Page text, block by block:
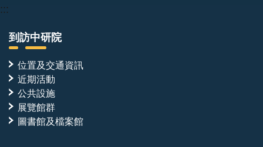
:::
到訪中研院
位置及交通資訊
近期活動
公共設施
展覽館群
圖書館及檔案館